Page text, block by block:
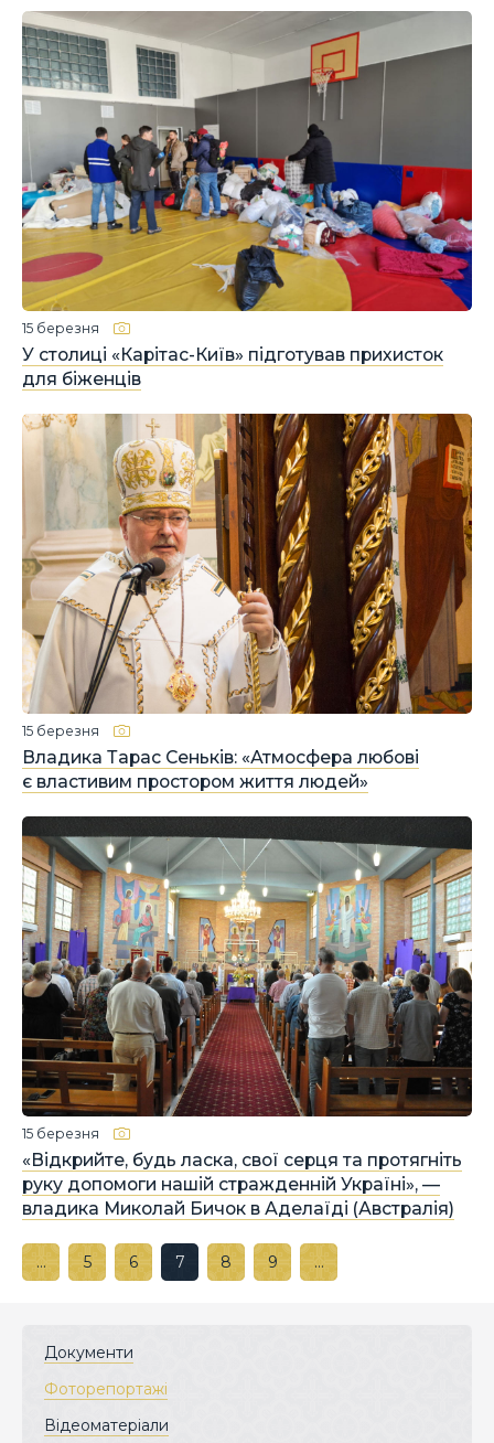
У столиці «Карітас-Київ» підготував прихисток
для біженців
15 березня
Владика Тарас Сеньків: «Атмосфера любові
є властивим простором життя людей»
15 березня
«Відкрийте, будь ласка, свої серця та протягніть
руку допомоги нашій стражденній Україні», —
владика Миколай Бичок в Аделаїді (Австралія)
15 березня
… 5 6 7 8 9 …
Документи
Фоторепортажі
Відеоматеріали